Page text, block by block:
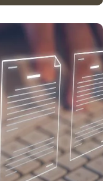
como
No artigo, a
Confira!